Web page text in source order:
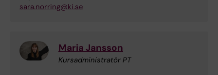
sara.norring@ki.se
Maria Jansson
Kursadministratör PT